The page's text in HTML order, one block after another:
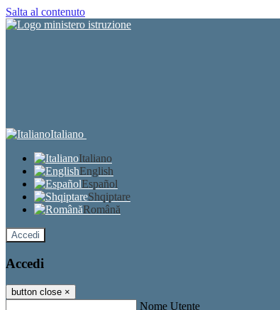
Salta al contenuto
Italiano
Italiano
English
Español
Shqiptare
Română
Accedi
Accedi
button close ×
Nome Utente